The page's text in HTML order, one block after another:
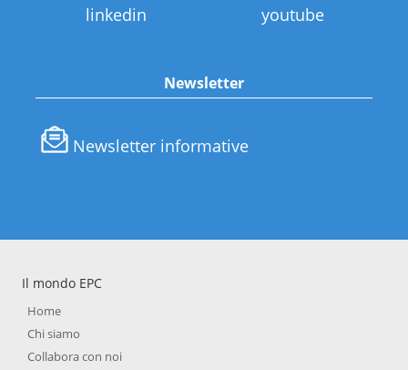
linkedin youtube
Newsletter
Newsletter informative
Il mondo EPC
Home
Chi siamo
Collabora con noi